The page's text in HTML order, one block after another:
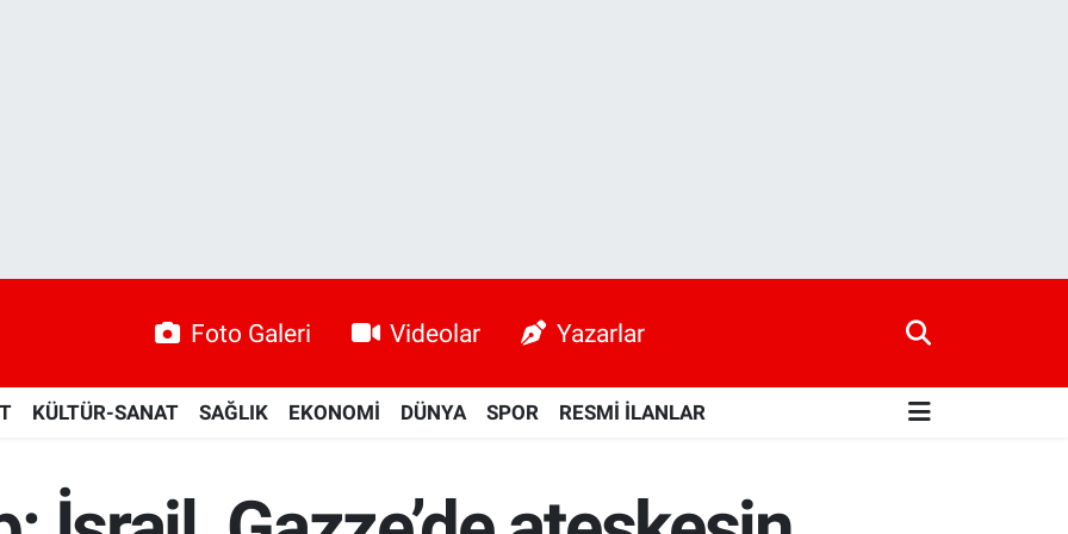
Foto Galeri Videolar Yazarlar
KÜLTÜR-SANAT SAĞLIK EKONOMİ DÜNYA SPOR RESMİ İLANLAR